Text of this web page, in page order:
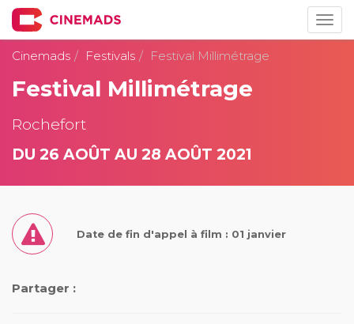
Cinemads
Festivals Festival Millimétrage
Festival Millimétrage
Rochefort
DU 26 AOÛT AU 28 AOÛT 2021
Date de fin d'appel à film : 01 janvier
Partager :